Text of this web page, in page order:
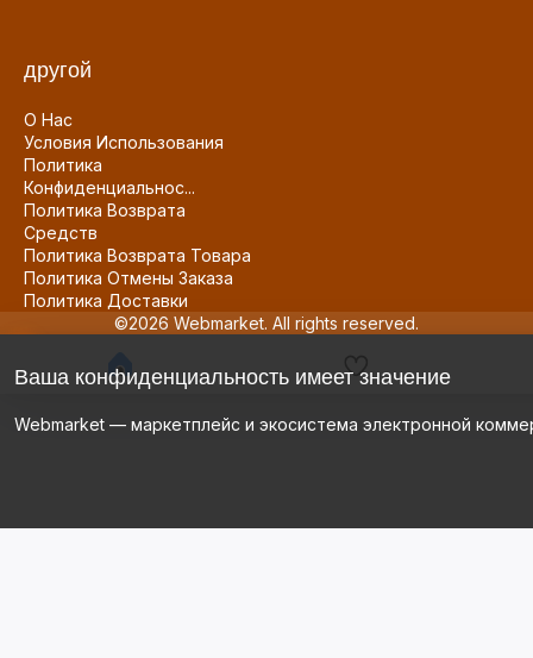
другой
О Нас
Условия Использования
Политика
Конфиденциальнос...
Политика Возврата
Средств
Политика Возврата Товара
Политика Отмены Заказа
Политика Доставки
©2026 Webmarket. All rights reserved.
Ваша конфиденциальность имеет значение
Webmarket — маркетплейс и экосистема электронной